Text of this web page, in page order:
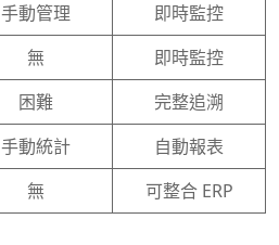
手動管理
即時監控
無
即時監控
困難
完整追溯
手動統計
自動報表
無 可整合 ERP